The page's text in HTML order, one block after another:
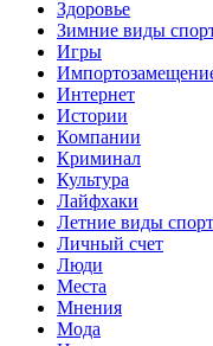
Здоровье
Зимние виды
Игры
Интернет
Истории
Компании
Криминал
Культура
Лайфхаки
Летние виды
Личный счет
Люди
Места
Мнения
Мода